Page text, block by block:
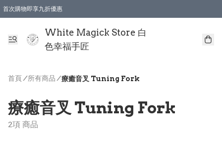
首次購物即享九折優惠
White Magick Store 白
色幸福手匠
首頁/ 所有商品 /療癒音叉 Tuning Fork
療癒音叉 Tuning Fork
2項 商品